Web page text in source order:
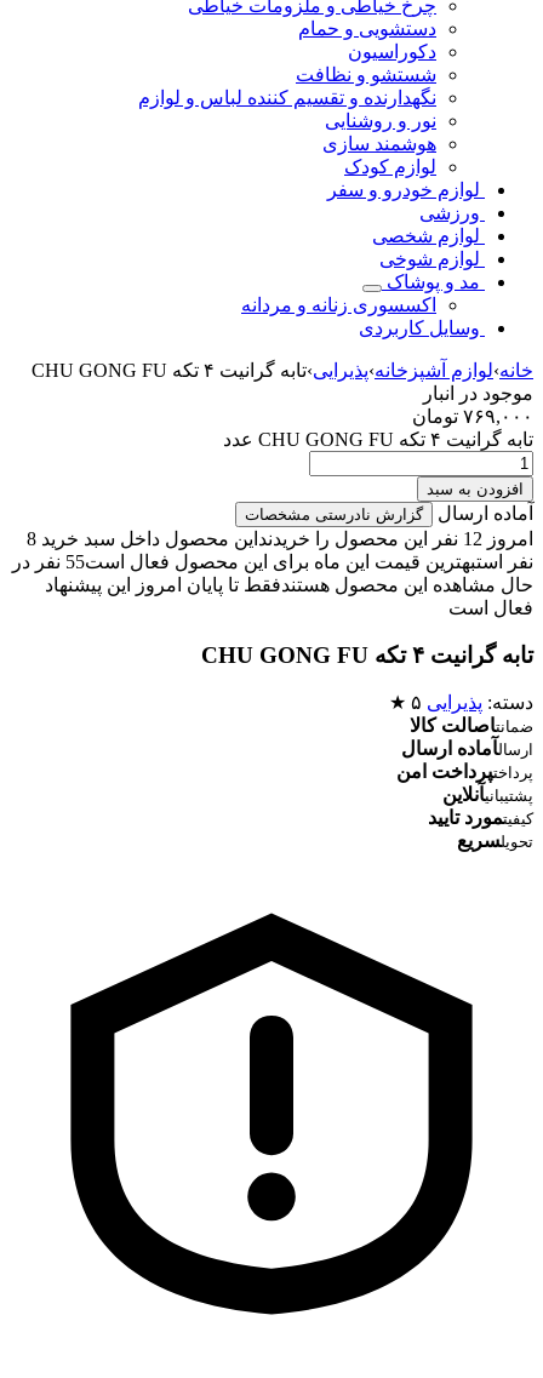
چرخ خیاطی و ملزومات خیاطی
دستشویی و حمام
دکوراسیون
شستشو و نظافت
نگهدارنده و تقسیم کننده لباس و لوازم
نور و روشنایی
هوشمند سازی
لوازم کودک
لوازم خودرو و سفر
ورزشی
لوازم شخصی
لوازم شوخی
مد و پوشاک
اکسسوری زنانه و مردانه
وسایل کاربردی
خانه›لوازم آشپزخانه›پذیرایی›تابه گرانیت ۴ تکه CHU GONG FU
موجود در انبار
۷۶۹,۰۰۰ تومان
تابه گرانیت ۴ تکه CHU GONG FU عدد
افزودن به سبد
آماده ارسال گزارش نادرستی مشخصات
امروز 12 نفر این محصول را خریدند
این محصول داخل سبد خرید 8
نفر استبهترین قیمت این ماه برای این محصول فعال است
55 نفر در
حال مشاهده این محصول هستندفقط تا پایان امروز این پیشنهاد
فعال است
تابه گرانیت ۴ تکه CHU GONG FU
دسته: پذیرایی ۵ ★
ضمانتاصالت کالا
ارسالآماده ارسال
پرداختپرداخت امن
پشتیبانیآنلاین
کیفیتمورد تایید
تحویلسریع